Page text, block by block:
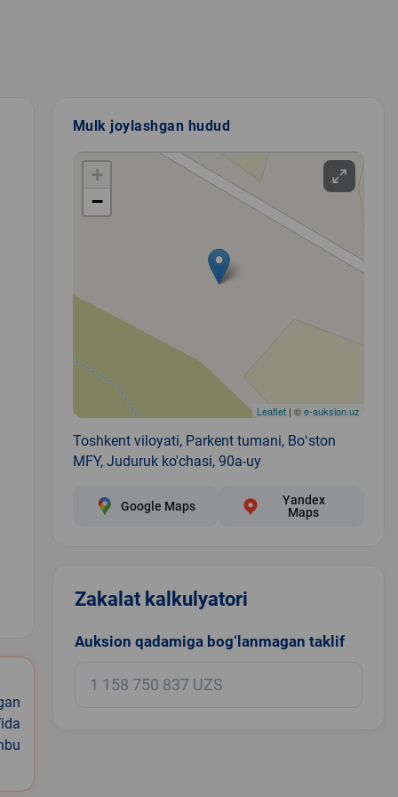
Mulk joylashgan hudud
+
−
Leaflet| ©e-auksion.uz
Toshkent viloyati, Parkent tumani, Boʻston
MFY, Juduruk ko'chasi, 90a-uy
Google Maps
Yandex
Maps
Zakalat kalkulyatori
Auksion qadamiga bog‘lanmagan taklif